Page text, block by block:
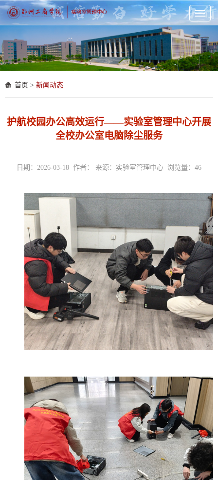
Toggle
首页 > 新闻动态
护航校园办公高效运行——实验室管理中心开展
全校办公室电脑除尘服务
日期：2026-03-18 作者： 来源：实验室管理中心 浏览量： 46